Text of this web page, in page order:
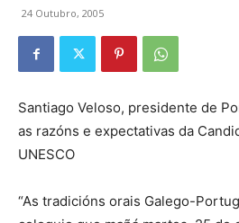
24 Outubro, 2005
Santiago Veloso, presidente de
as razóns e expectativas da
UNESCO
“As tradicións orais Galego-